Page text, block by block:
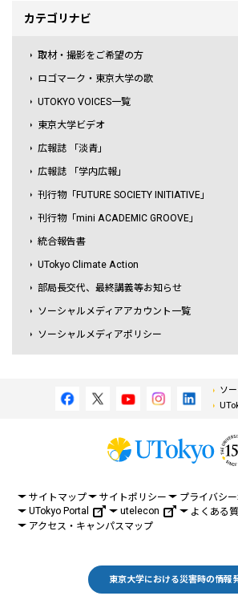
カテゴリナビ
取材・撮影をご希望の方
ロゴマーク・東京大学の歌
UTOKYO VOICES一覧
東京大学ビデオ
広報誌 「淡青」
広報誌 「学内広報」
刊行物「FUTURE SOCIETY INITIATIVE」
刊行物「mini ACADEMIC GROOVE」
統合報告書
UTokyo Climate Action
部局長交代、最終講義等お知らせ
ソーシャルメディアアカウント一覧
ソーシャルメディアポリシー
ソ
サイトマップ サイトポリシー プライバシ
UTokyo Portal
utelecon
よくある
アクセス・キャンパスマップ
東京大学における災害時の情報